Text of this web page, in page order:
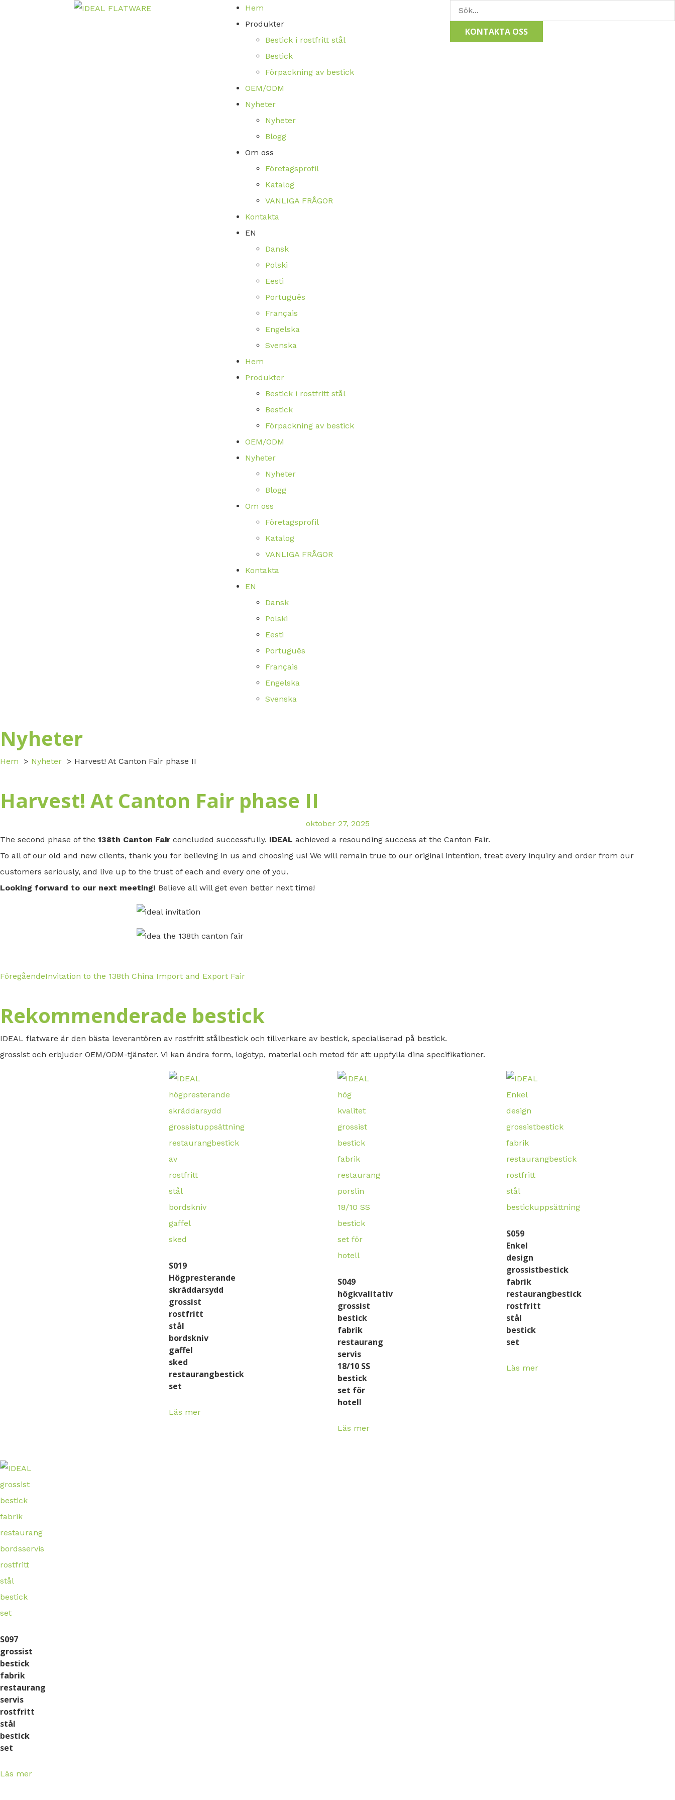
Hem
Produkter
Bestick i rostfritt stål
Bestick
Förpackning av bestick
OEM/ODM
Nyheter
Nyheter
Blogg
Om oss
Företagsprofil
Katalog
VANLIGA FRÅGOR
Kontakta
EN
Dansk
Polski
Eesti
Português
Français
Engelska
Svenska
Hem
Produkter
Bestick i rostfritt stål
Bestick
Förpackning av bestick
OEM/ODM
Nyheter
Nyheter
Blogg
Om oss
Företagsprofil
Katalog
VANLIGA FRÅGOR
Kontakta
EN
Dansk
Polski
Eesti
Português
Français
Engelska
Svenska
KONTAKTA OSS
Nyheter
Hem Nyheter Harvest! At Canton Fair phase II
Harvest! At Canton Fair phase II
oktober 27, 2025
The second phase of the 138th Canton Fair concluded successfully. IDEAL achieved a resounding success at the Canton Fair.
To all of our old and new clients, thank you for believing in us and choosing us! We will remain true to our original intention, treat every inquiry and order from our
customers seriously, and live up to the trust of each and every one of you.
Looking forward to our next meeting! Believe all will get even better next time!
FöregåendeInvitation to the 138th China Import and Export Fair
Rekommenderade bestick
IDEAL flatware är den bästa leverantören av rostfritt stålbestick och tillverkare av bestick, specialiserad på bestick.
grossist och erbjuder OEM/ODM-tjänster. Vi kan ändra form, logotyp, material och metod för att uppfylla dina specifikationer.
S019
Högpresterande
skräddarsydd
grossist
rostfritt
stål
bordskniv
gaffel
sked
restaurangbestick
set
Läs mer
S049
högkvalitativ
grossist
bestick
fabrik
restaurang
servis
18/10 SS
bestick
set för
hotell
Läs mer
S059
Enkel
design
grossistbestick
fabrik
restaurangbestick
rostfritt
stål
bestick
set
Läs mer
S097
grossist
bestick
fabrik
restaurang
servis
rostfritt
stål
bestick
set
Läs mer